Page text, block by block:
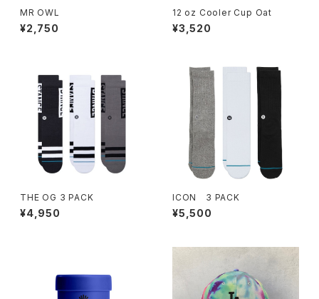
MR OWL
¥2,750
12 oz Cooler Cup Oat
¥3,520
THE OG 3 PACK
¥4,950
ICON 3 PACK
¥5,500